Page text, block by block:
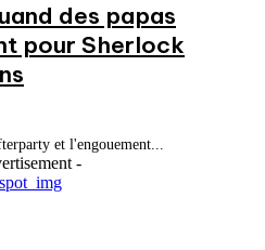
des papas
pour Sherlock
et l'engouement...
-